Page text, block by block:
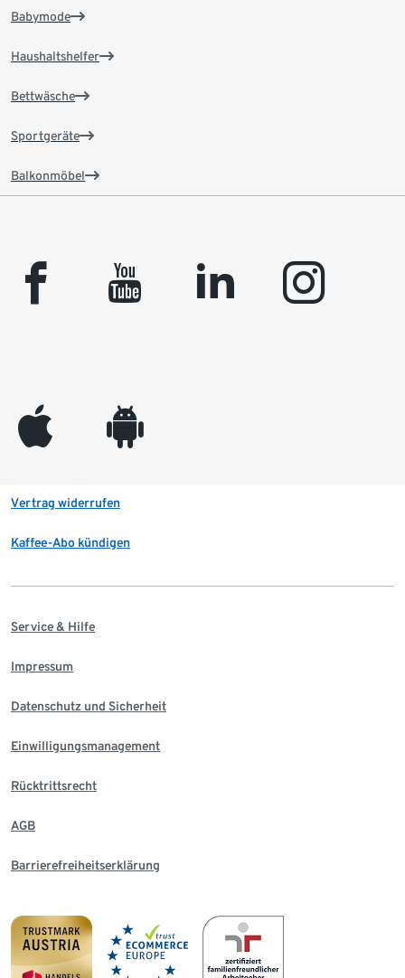
Babymode
Haushaltshelfer
Bettwäsche
Sportgeräte
Balkonmöbel
facebook youtube linkedin instagram
appleinc android
Vertrag widerrufen
Kaffee-Abo kündigen
Service & Hilfe
Impressum
Datenschutz und Sicherheit
Einwilligungsmanagement
Rücktrittsrecht
AGB
Barrierefreiheitserklärung